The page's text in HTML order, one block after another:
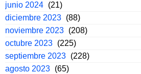
junio 2024 (21)
diciembre 2023 (88)
noviembre 2023 (208)
octubre 2023 (225)
septiembre 2023 (228)
agosto 2023 (65)